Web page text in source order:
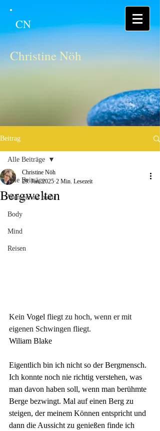
CN
Christine Nöh
Beitrag
Alle Beiträge
Weniger ist mehr
Body
Mind
Reisen
Alle Beiträge
Bergwelten
Christine Nöh
29. Jan. 2025 2 Min. Lesezeit
Kein Vogel fliegt zu hoch, wenn er mit
eigenen Schwingen fliegt.
Wiliam Blake
Eigentlich bin ich nicht so der Bergmensch.
Ich konnte noch nie richtig verstehen, was
man davon haben soll, wenn man berühmte
Berge bezwingt. Mal auf einen Berg zu
steigen, der meinem Können entspricht und
dann die Aussicht zu genießen finde ich